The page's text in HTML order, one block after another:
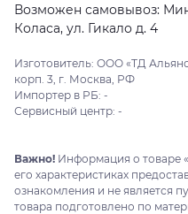
Возможен самовывоз:
Коласа, ул. Гикало д. 4
Изготовитель: ООО «ТД
корп. 3, г. Москва, РФ
Импортер в РБ: -
Сервисный центр: -
Важно! Информация о товаре
его характеристиках
ознакомления и не является
товара подготовлено по